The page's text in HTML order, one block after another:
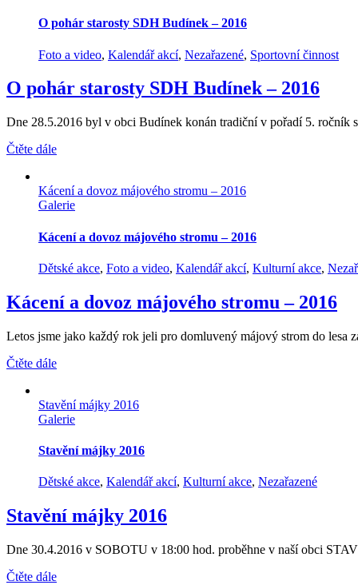
O pohár starosty SDH Budínek – 2016
Foto a video, Kalendář akcí, Nezařazené, Sportovní činnost
O pohár starosty SDH Budínek – 2016
Dne 28.5.2016 byl v obci Budínek konán tradiční v pořadí 5. ročník
Čtěte dále
Kácení a dovoz májového stromu – 2016
Galerie
Kácení a dovoz májového stromu – 2016
Dětské akce, Foto a video, Kalendář akcí, Kulturní akce,
Kácení a dovoz májového stromu – 2016
Letos jsme jako každý rok jeli pro domluvený májový strom do lesa
Čtěte dále
Stavění májky 2016
Galerie
Stavění májky 2016
Dětské akce, Kalendář akcí, Kulturní akce, Nezařazené
Stavění májky 2016
Dne 30.4.2016 v SOBOTU v 18:00 hod. proběhne v naší obci
Čtěte dále